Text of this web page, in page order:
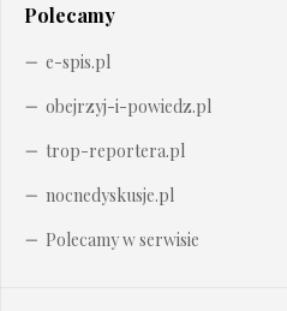
Polecamy
e-spis.pl
obejrzyj-i-powiedz.pl
trop-reportera.pl
nocnedyskusje.pl
Polecamy w serwisie